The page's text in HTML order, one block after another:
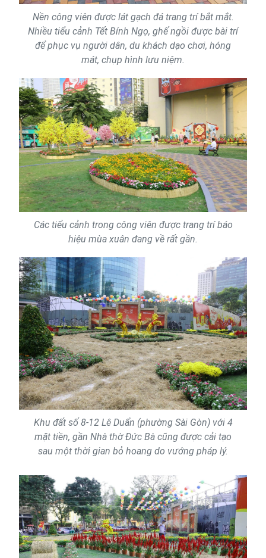
Nền công viên được lát gạch đá trang trí bắt mắt.
Nhiều tiểu cảnh Tết Bính Ngọ, ghế ngồi được bài trí
để phục vụ người dân, du khách dạo chơi, hóng
mát, chụp hình lưu niệm.
Các tiểu cảnh trong công viên được trang trí báo
hiệu mùa xuân đang về rất gần.
Khu đất số 8-12 Lê Duẩn (phường Sài Gòn) với 4
mặt tiền, gần Nhà thờ Đức Bà cũng được cải tạo
sau một thời gian bỏ hoang do vướng pháp lý.